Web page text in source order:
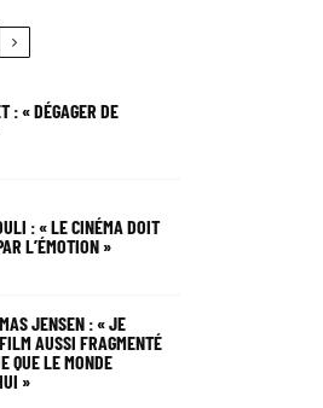
: « DÉGAGER DE
: « LE CINÉMA DOIT
L’ÉMOTION »
JENSEN : « JE
AUSSI FRAGMENTÉ
QUE LE MONDE
»